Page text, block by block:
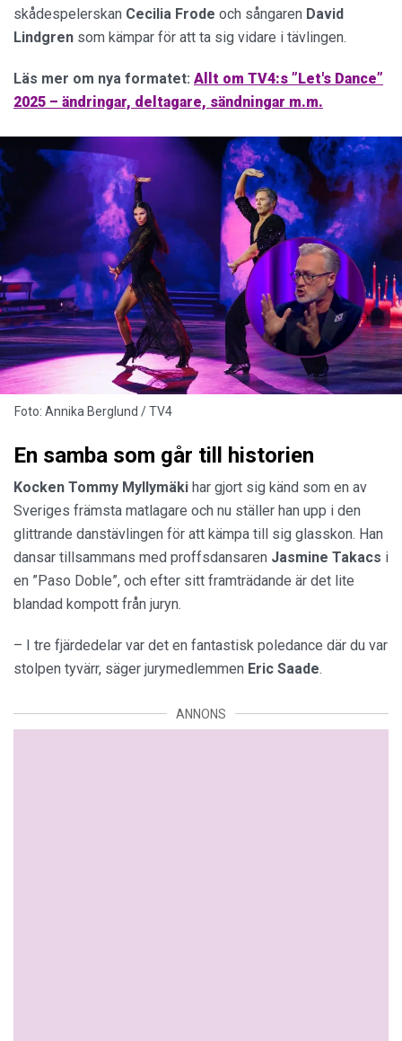
skådespelerskan Cecilia Frode och sångaren David
Lindgren som kämpar för att ta sig vidare i tävlingen.
Läs mer om nya formatet: Allt om TV4:s ”Let's Dance”
2025 – ändringar, deltagare, sändningar m.m.
Foto: Annika Berglund / TV4
En samba som går till historien
Kocken Tommy Myllymäki har gjort sig känd som en av
Sveriges främsta matlagare och nu ställer han upp i den
glittrande danstävlingen för att kämpa till sig glasskon. Han
dansar tillsammans med proffsdansaren Jasmine Takacs i
en ”Paso Doble”, och efter sitt framträdande är det lite
blandad kompott från juryn.
– I tre fjärdedelar var det en fantastisk poledance där du var
stolpen tyvärr, säger jurymedlemmen Eric Saade.
ANNONS